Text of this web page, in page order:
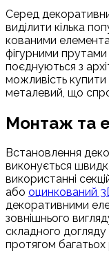
Серед
виділити кілька
кованими
фігурними прутами
поєднуються з
можливість
металевий, що
Монтаж та
Встановлення
виконується
використанні
або оцинкований
декоративними
зовнішнього
складного догляду
протягом багатьох